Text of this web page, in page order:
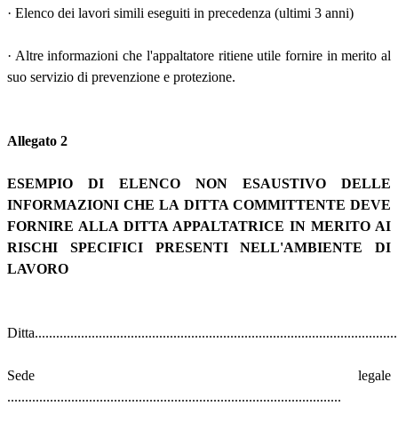
· Elenco dei lavori simili eseguiti in precedenza (ultimi 3 anni)
· Altre informazioni che l'appaltatore ritiene utile fornire in merito al
suo servizio di prevenzione e protezione.
Allegato 2
ESEMPIO DI ELENCO NON ESAUSTIVO DELLE
INFORMAZIONI CHE LA DITTA COMMITTENTE DEVE
FORNIRE ALLA DITTA APPALTATRICE IN MERITO AI
RISCHI SPECIFICI PRESENTI NELL'AMBIENTE DI
LAVORO
Sede legale
..............................................................................................